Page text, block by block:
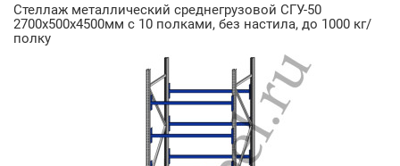
Стеллаж металлический среднегрузовой СГУ-50
2700х500х4500мм с 10 полками, без настила, до 1000 кг/
полку